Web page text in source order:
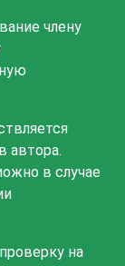
члену
автора.
в случае
на